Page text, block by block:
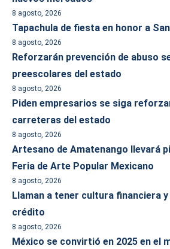
8 agosto, 2026
Tapachula de fiesta en honor a
8 agosto, 2026
Reforzarán prevención de abuso
preescolares del estado
8 agosto, 2026
Piden empresarios se siga
carreteras del estado
8 agosto, 2026
Artesano de Amatenango llevará
Feria de Arte Popular Mexicano
8 agosto, 2026
Llaman a tener cultura financiera
crédito
8 agosto, 2026
México se convirtió en 2025 en el